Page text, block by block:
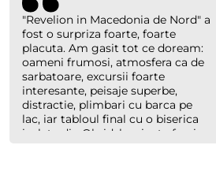
"Revelion in Macedonia de Nord" a
fost o surpriza foarte, foarte
placuta. Am gasit tot ce doream:
oameni frumosi, atmosfera ca de
sarbatoare, excursii foarte
interesante, peisaje superbe,
distractie, plimbari cu barca pe
lac, iar tabloul final cu o biserica
izolata din Ohrid, luminata feeric,